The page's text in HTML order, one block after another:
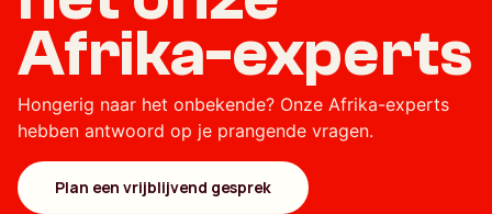
Afrika-experts
Hongerig naar het onbekende? Onze Afrika-experts
hebben antwoord op je prangende vragen.
Plan een vrijblijvend gesprek